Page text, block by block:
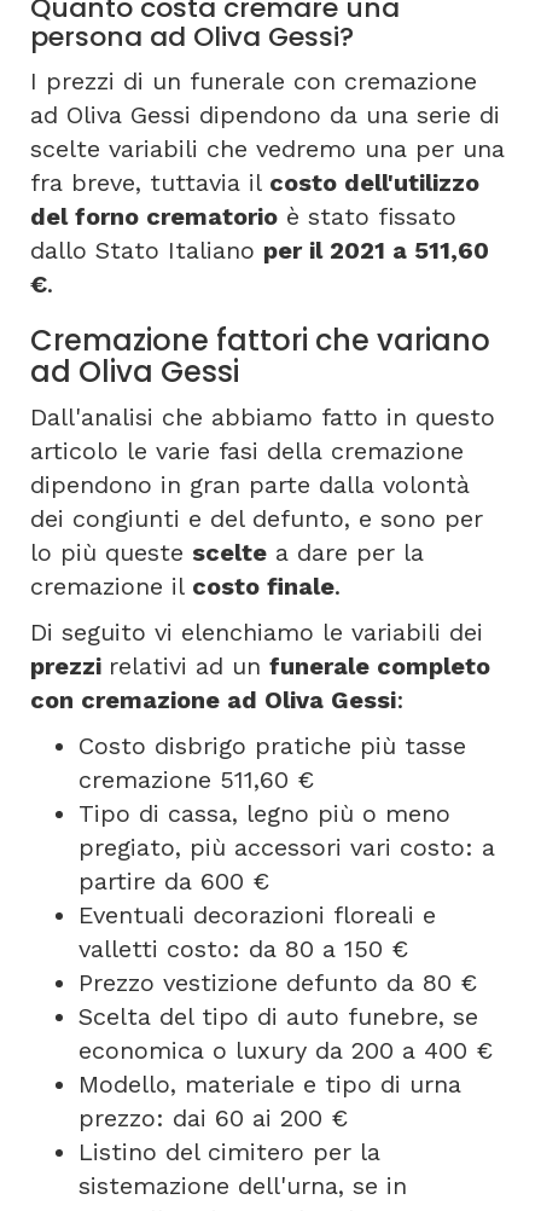
Quanto costa cremare una
persona ad Oliva Gessi?
I prezzi di un funerale con cremazione
ad Oliva Gessi dipendono da una serie di
scelte variabili che vedremo una per una
fra breve, tuttavia il costo dell'utilizzo
del forno crematorio è stato fissato
dallo Stato Italiano per il 2021 a 511,60
€.
Cremazione fattori che variano
ad Oliva Gessi
Dall'analisi che abbiamo fatto in questo
articolo le varie fasi della cremazione
dipendono in gran parte dalla volontà
dei congiunti e del defunto, e sono per
lo più queste scelte a dare per la
cremazione il costo finale.
Di seguito vi elenchiamo le variabili dei
prezzi relativi ad un funerale completo
con cremazione ad Oliva Gessi:
Costo disbrigo pratiche più tasse
cremazione 511,60 €
Tipo di cassa, legno più o meno
pregiato, più accessori vari costo: a
partire da 600 €
Eventuali decorazioni floreali e
valletti costo: da 80 a 150 €
Prezzo vestizione defunto da 80 €
Scelta del tipo di auto funebre, se
economica o luxury da 200 a 400 €
Modello, materiale e tipo di urna
prezzo: dai 60 ai 200 €
Listino del cimitero per la
sistemazione dell'urna, se in